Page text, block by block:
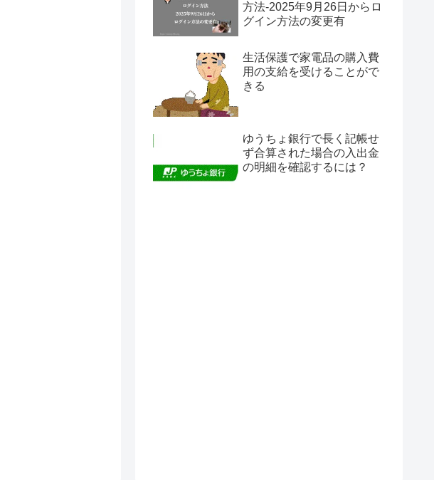
方法-2025年9月26日からロ
グイン方法の変更有
生活保護で家電品の購入費
用の支給を受けることがで
きる
ゆうちょ銀行で長く記帳せ
ず合算された場合の入出金
の明細を確認するには？